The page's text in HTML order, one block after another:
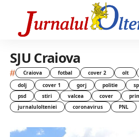
SJU Craiova
# Craiova fotbal cover 2 olt
dolj
cover 1 gorj politie
psd
stiri valcea cover
jurnalulolteniei
coronavirus PNL